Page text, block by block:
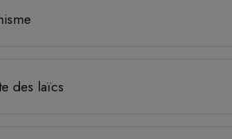
des laïcs